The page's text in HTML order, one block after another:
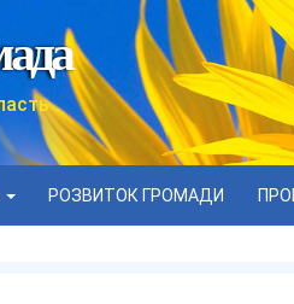
РОЗВИТОК ГРОМАДИ